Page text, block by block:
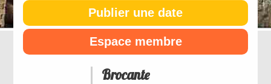
Publier une date
Espace membre
Brocante